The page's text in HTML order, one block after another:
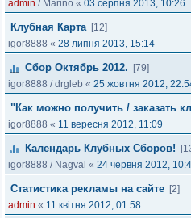
admin / Marino « 03 серпня 2013, 10:26
Клубная Карта [12]
igor8888 « 28 липня 2013, 15:14
Сбор Октябрь 2012.
[79]
igor8888 /drgleb « 25 жовтня 2012,
"Как можно получить / заказать
igor8888 « 11 вересня 2012, 11:09
Календарь Клубных Сборов!
igor8888 / Nagval « 24 червня 2012,
Статистика рекламы на сайте [2]
admin « 11 квітня 2012, 01:58